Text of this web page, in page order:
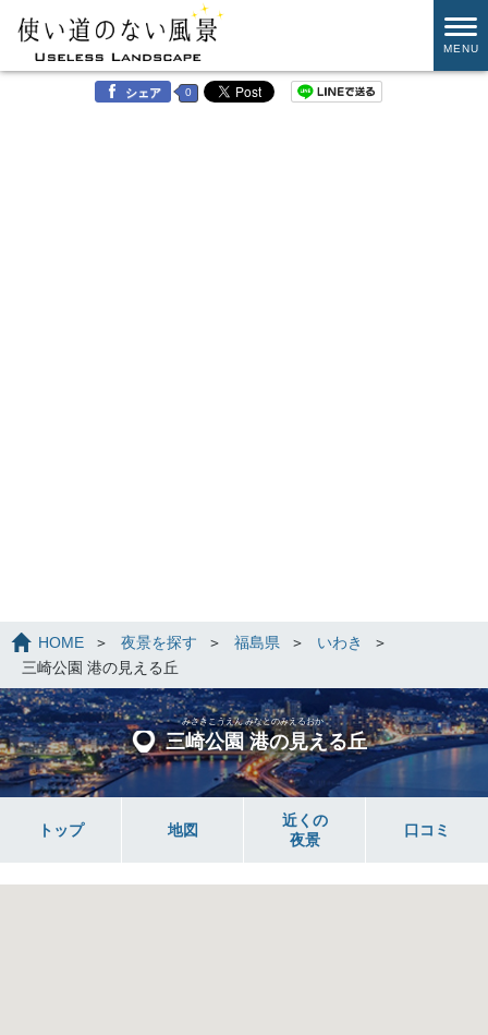
MENU
シェア 0
HOME 夜景を探す 福島県
いわき
三崎公園 港の見える丘
三崎公園 港の見える丘
みさきこうえん みなとのみえるおか
トップ 地図
近くの
夜景
口コミ